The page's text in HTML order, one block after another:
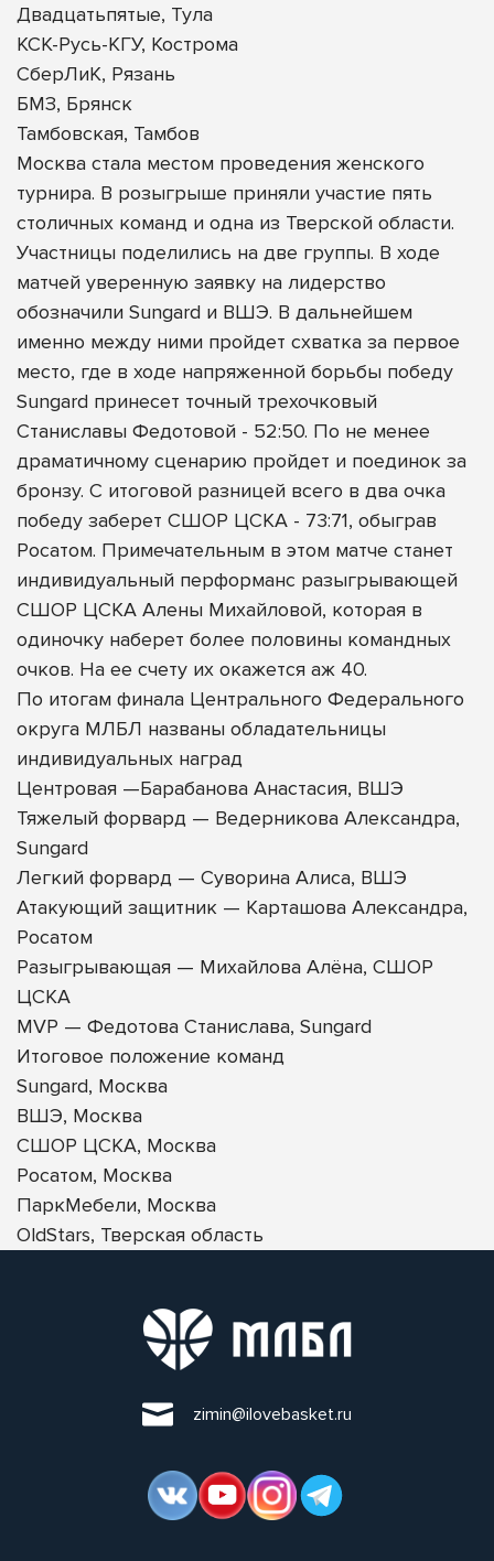
Двадцатьпятые, Тула
КСК-Русь-КГУ, Кострома
СберЛиК, Рязань
БМЗ, Брянск
Тамбовская, Тамбов
Москва стала местом проведения женского
турнира. В розыгрыше приняли участие пять
столичных команд и одна из Тверской области.
Участницы поделились на две группы. В ходе
матчей уверенную заявку на лидерство
обозначили Sungard и ВШЭ. В дальнейшем
именно между ними пройдет схватка за первое
место, где в ходе напряженной борьбы победу
Sungard принесет точный трехочковый
Станиславы Федотовой - 52:50. По не менее
драматичному сценарию пройдет и поединок за
бронзу. С итоговой разницей всего в два очка
победу заберет СШОР ЦСКА - 73:71, обыграв
Росатом. Примечательным в этом матче станет
индивидуальный перформанс разыгрывающей
СШОР ЦСКА Алены Михайловой, которая в
одиночку наберет более половины командных
очков. На ее счету их окажется аж 40.
По итогам финала Центрального Федерального
округа МЛБЛ названы обладательницы
индивидуальных наград
Центровая —Барабанова Анастасия, ВШЭ
Тяжелый форвард — Ведерникова Александра,
Sungard
Легкий форвард — Суворина Алиса, ВШЭ
Атакующий защитник — Карташова Александра,
Росатом
Разыгрывающая — Михайлова Алёна, СШОР
ЦСКА
MVP — Федотова Станислава, Sungard
Итоговое положение команд
Sungard, Москва
ВШЭ, Москва
СШОР ЦСКА, Москва
Росатом, Москва
ПаркМебели, Москва
OldStars, Тверская область
zimin@ilovebasket.ru